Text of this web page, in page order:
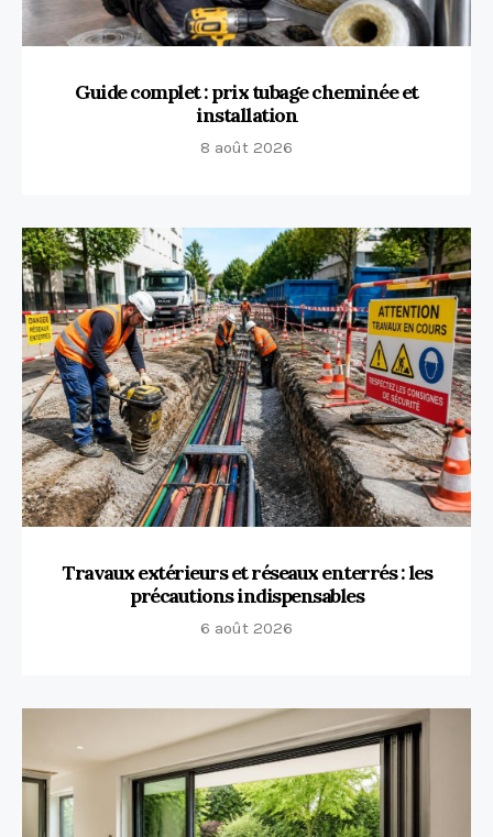
Guide complet : prix tubage cheminée et
installation
8 août 2026
Travaux extérieurs et réseaux enterrés : les
précautions indispensables
6 août 2026